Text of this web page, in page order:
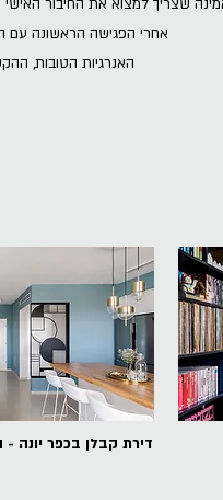
שצריך למצוא את החיבור
אחרי הפגישה הראשונה עם
האנרגיות הטובות,
דירת קבלן בכפר יונה